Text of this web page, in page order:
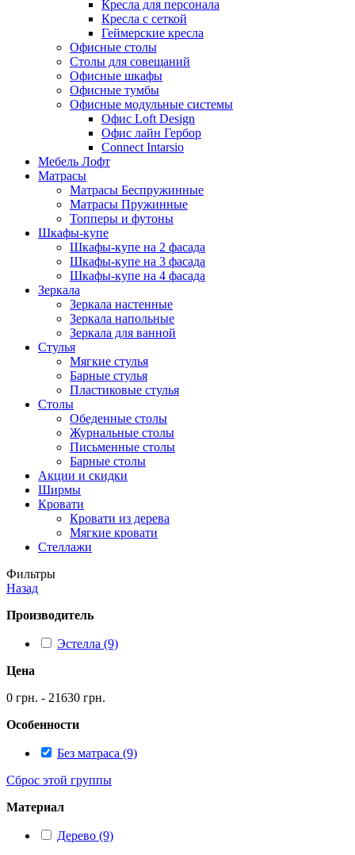
Кресла для персонала
Кресла с сеткой
Геймерские кресла
Офисные столы
Столы для совещаний
Офисные шкафы
Офисные тумбы
Офисные модульные системы
Офис Loft Design
Офис лайн Гербор
Connect Intarsio
Мебель Лофт
Матрасы
Матрасы Беспружинные
Матрасы Пружинные
Топперы и футоны
Шкафы-купе
Шкафы-купе на 2 фасада
Шкафы-купе на 3 фасада
Шкафы-купе на 4 фасада
Зеркала
Зеркала настенные
Зеркала напольные
Зеркала для ванной
Стулья
Мягкие стулья
Барные стулья
Пластиковые стулья
Столы
Обеденные столы
Журнальные столы
Письменные столы
Барные столы
Акции и скидки
Ширмы
Кровати
Кровати из дерева
Мягкие кровати
Стеллажи
Фильтры
Назад
Производитель
Эстелла (9)
Цена
0 грн. - 21630 грн.
Особенности
Без матраса (9)
Сброс этой группы
Материал
Дерево (9)